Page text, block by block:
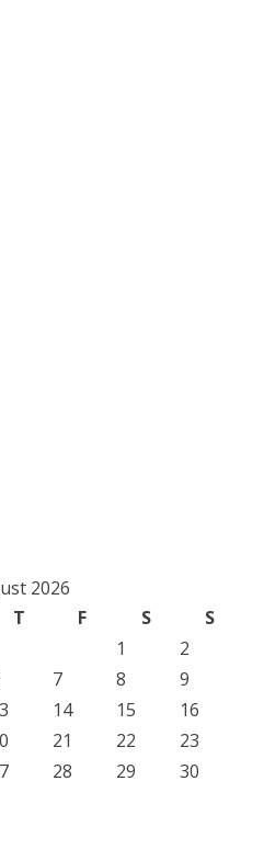
2026
T F S
S
1
2
7 8
9
14 15
16
21 22
23
28 29
30